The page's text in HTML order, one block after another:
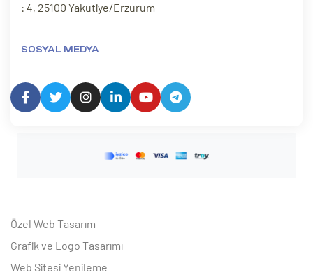
: 4, 25100 Yakutiye/Erzurum
SOSYAL MEDYA
Özel Web Tasarım
Grafik ve Logo Tasarımı
Web Sitesi Yenileme